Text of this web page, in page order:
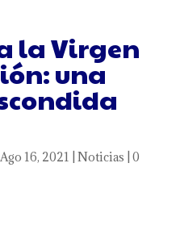
la Virgen
una
Ago 16, 2021 Noticias 0